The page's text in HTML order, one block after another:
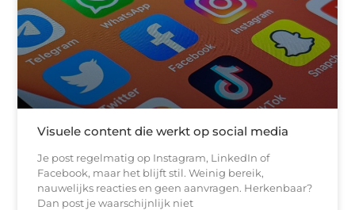
Visuele content die werkt op social media
Je post regelmatig op Instagram, LinkedIn of
Facebook, maar het blijft stil. Weinig bereik,
nauwelijks reacties en geen aanvragen. Herkenbaar?
Dan post je waarschijnlijk niet